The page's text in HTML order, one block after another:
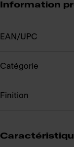
Information
EAN/UPC
Catégorie
Finition